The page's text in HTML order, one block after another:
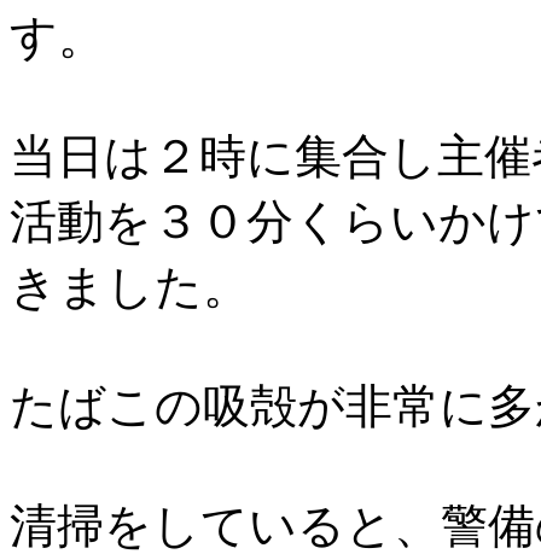
す。
当日は２時に集合し主
活動を３０分くらいか
きました。
たばこの吸殻が非常に
清掃をしていると、警